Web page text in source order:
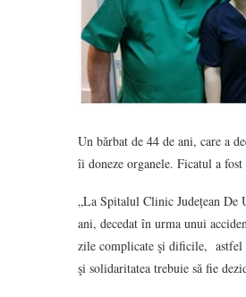
Un bărbat de 44 de ani, care a
îi doneze organele. Ficatul a
„La Spitalul Clinic Județean De
ani, decedat în urma unui
zile complicate şi dificile, astfel
şi solidaritatea trebuie să fie